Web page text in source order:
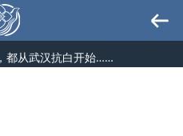
都从武汉抗白开始……